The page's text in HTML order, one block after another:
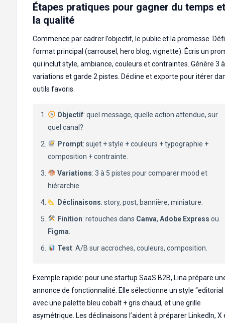
Étapes pratiques pour gagner du temps
la qualité
Commence par cadrer l’objectif, le public et la promesse.
format principal (carrousel, hero blog, vignette). Écris un
qui inclut style, ambiance, couleurs et contraintes. Génère 3
variations et garde 2 pistes. Décline et exporte pour itérer
outils favoris.
Objectif: quel message, quelle action attendue, sur
quel canal?
Prompt: sujet + style + couleurs + typographie +
composition + contrainte.
Variations: 3 à 5 pistes pour comparer mood et
hiérarchie.
Déclinaisons: story, post, bannière, miniature.
Finition: retouches dans Canva, Adobe Express ou
Figma
Test: A/B sur accroches, couleurs, composition.
Exemple rapide: pour une startup SaaS B2B, Lina prépare
annonce de fonctionnalité. Elle sélectionne un style “editorial
avec une palette bleu cobalt + gris chaud, et une grille
asymétrique. Les déclinaisons l’aident à préparer LinkedIn, X